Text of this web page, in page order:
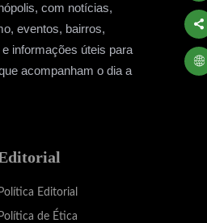
com notícias,
eventos, bairros,
informações úteis para
acompanham o dia a
Política Editorial
Política de Ética